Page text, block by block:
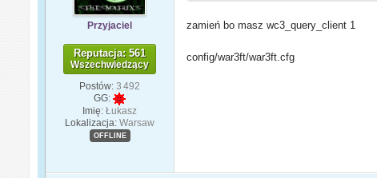
Przyjaciel
Reputacja: 561
Wszechwiedzący
Postów: 3 492
GG:
Imię: Łukasz
Lokalizacja: Warsaw
OFFLINE
zamień bo masz wc3_query_client 1
config/war3ft/war3ft.cfg